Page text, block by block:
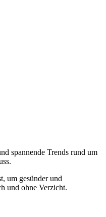
spannende Trends rund um
um gesünder und
und ohne Verzicht.